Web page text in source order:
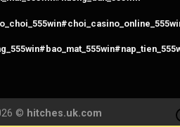
#bao_mat_555win
© hitches.uk.com